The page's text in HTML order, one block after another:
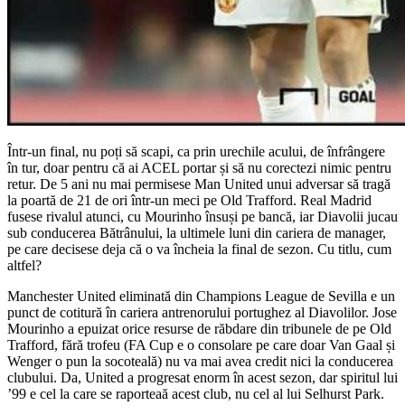
Într-un final, nu poți să scapi, ca prin urechile acului, de înfrângere
în tur, doar pentru că ai ACEL portar și să nu corectezi nimic pentru
retur. De 5 ani nu mai permisese Man United unui adversar să tragă
la poartă de 21 de ori într-un meci pe Old Trafford. Real Madrid
fusese rivalul atunci, cu Mourinho însuși pe bancă, iar Diavolii jucau
sub conducerea Bătrânului, la ultimele luni din cariera de manager,
pe care decisese deja că o va încheia la final de sezon. Cu titlu, cum
altfel?
Manchester United eliminată din Champions League de Sevilla e un
punct de cotitură în cariera antrenorului portughez al Diavolilor. Jose
Mourinho a epuizat orice resurse de răbdare din tribunele de pe Old
Trafford, fără trofeu (FA Cup e o consolare pe care doar Van Gaal și
Wenger o pun la socoteală) nu va mai avea credit nici la conducerea
clubului. Da, United a progresat enorm în acest sezon, dar spiritul lui
’99 e cel la care se raporteaă acest club, nu cel al lui Selhurst Park.